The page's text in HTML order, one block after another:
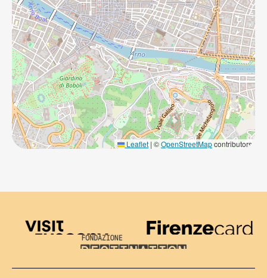
Leaflet | ©OpenStreetMapcontributors
Visit Tuscany
Firenze Card
Destination Florence